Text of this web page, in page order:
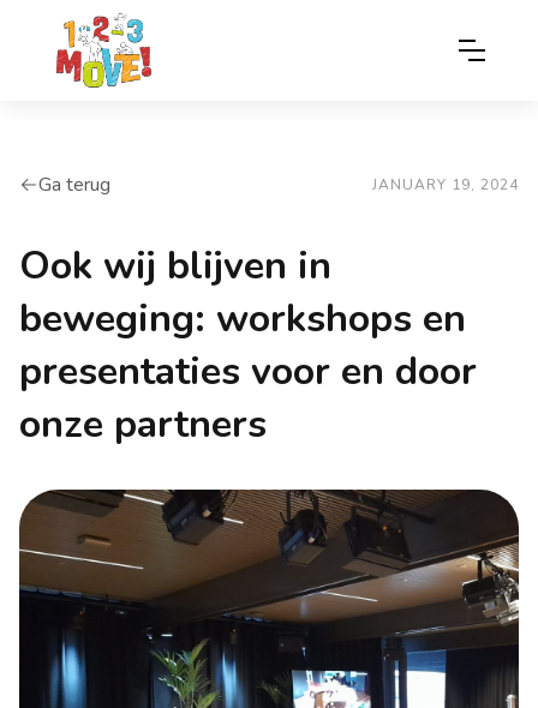
arrow-leftGa terug JANUARY 19, 2024
Ook wij blijven in
beweging: workshops en
presentaties voor en door
onze partners